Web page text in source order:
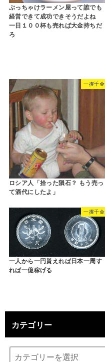
ぶっちゃけラーメン屋って誰でも
経営できて成功できそうだよね
一日１００杯も売れば大金持ちだ
ろ
一攫千金
ロシア人「拾った隕石？ もう売っ
て酒代にしたよ」
一攫千金
一人から一円貰えれば日本一周す
れば一億稼げる
カテゴリー